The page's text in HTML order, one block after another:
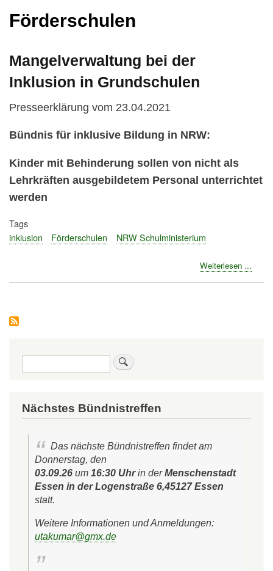
Förderschulen
Mangelverwaltung bei der
Inklusion in Grundschulen
Presseerklärung vom 23.04.2021
Bündnis für inklusive Bildung in NRW:
Kinder mit Behinderung sollen von nicht als
Lehrkräften ausgebildetem Personal unterrichtet
werden
Tags
inklusion
Förderschulen NRW Schulministerium
Weiterlesen ...
Nächstes Bündnistreffen
Das nächste Bündnistreffen findet am
Donnerstag, den
03.09.26 um 16:30 Uhrin derMenschenstadt
Essen in der Logenstraße 6,45127 Essen
statt.
Weitere Informationen und Anmeldungen:
utakumar@gmx.de